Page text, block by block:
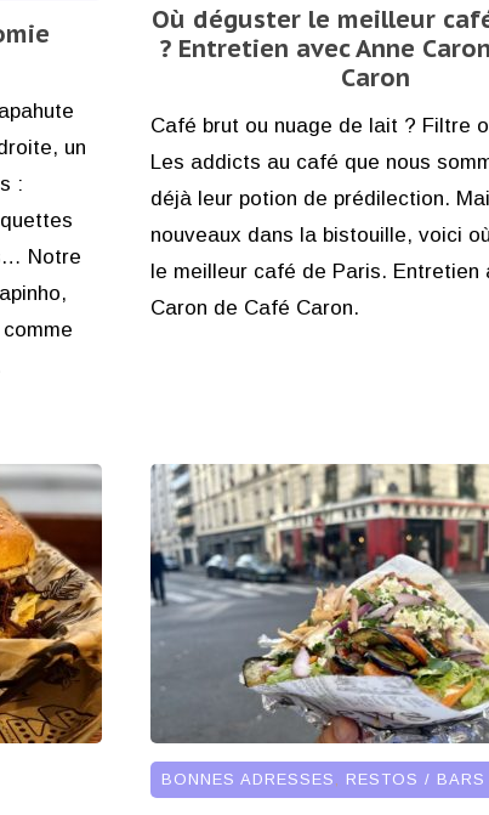
un
:
Notre
Où déguster le meilleur
? Entretien avec Anne
Caron
Café brut ou nuage de lait ? Filtre
Les addicts au café que nous
déjà leur potion de prédilection.
nouveaux dans la bistouille, voici
le meilleur café de Paris. Entretien
Caron de Café Caron.
BONNES ADRESSES , RESTOS / BARS